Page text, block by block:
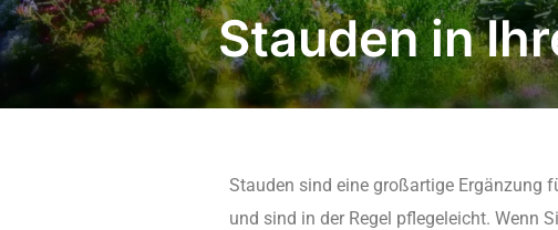
Stauden in
Stauden sind eine großartige Ergänzung
und sind in der Regel pflegeleicht. Wenn